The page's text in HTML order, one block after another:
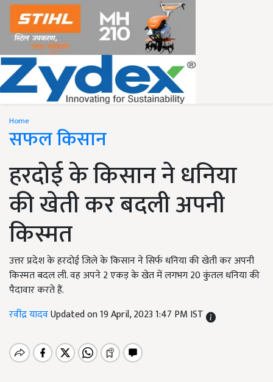
Home
सफल किसान
हरदोई के किसान ने धनिया
की खेती कर बदली अपनी
किस्मत
उत्तर प्रदेश के हरदोई जिले के किसान ने सिर्फ धनिया की खेती कर अपनी
किस्मत बदल ली. वह अपने 2 एकड़ के खेत में लगभग 20 कुंतल धनिया की
पैदावार करते हैं.
रवींद्र यादवUpdated on 19 April, 2023 1:47 PM IST